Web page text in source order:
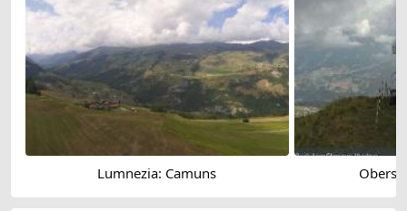
Lumnezia: Camuns